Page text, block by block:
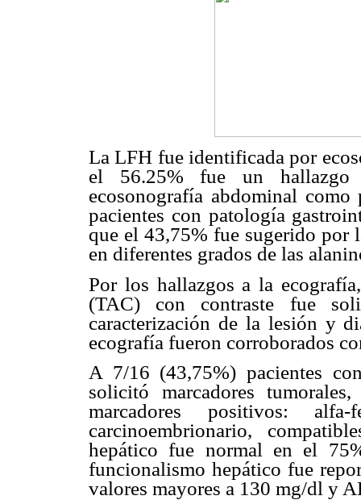
La LFH fue identificada por
el 56.25% fue un hallazgo
ecosonografía abdominal
pacientes con patología
que el 43,75% fue sugerido por
en diferentes grados de las
Por los hallazgos a la
(TAC) con contraste fue
caracterización de la lesión y
ecografía fueron corroborados
A 7/16 (43,75%) pacientes
solicitó marcadores
marcadores positivos:
carcinoembrionario,
hepático fue normal en el
funcionalismo hepático fue
valores mayores a 130 mg/dl y